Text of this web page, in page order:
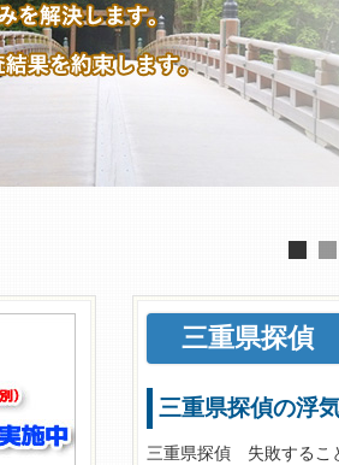
三重県探偵
三重県探偵の浮
三重県探偵 失敗するこ